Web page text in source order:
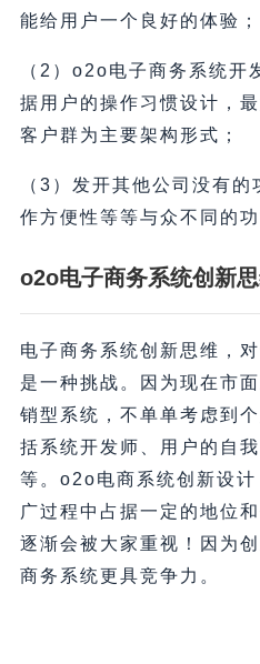
能给用户一个良好的体验；
（2）o2o电子商务系统开
据用户的操作习惯设计，
客户群为主要架构形式；
（3）发开其他公司没有
作方便性等等与众不同的功
o2o电子商务系统创新
电子商务系统创新思维，
是一种挑战。因为现在市
销型系统，不单单考虑到
括系统开发师、用户的自
等。o2o电商系统创新设
广过程中占据一定的地位
逐渐会被大家重视！因为
商务系统更具竞争力。